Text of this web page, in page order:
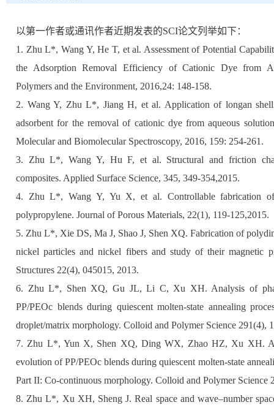
以第一作者或通讯作者近期发表的SCI论文列举如下：
1. Zhu L*, Wang Y, He T, et al. Assessment of Potential
the Adsorption Removal Efficiency of Cationic Dye from
Polymers and the Environment, 2016,24: 148-158.
2. Wang Y, Zhu L*, Jiang H, et al. Application of longan shell
adsorbent for the removal of cationic dye from aqueous
Molecular and Biomolecular Spectroscopy, 2016, 159: 254-261.
3. Zhu L*, Wang Y, Hu F, et al. Structural and friction
composites. Applied Surface Science, 345, 349-354,2015.
4. Zhu L*, Wang Y, Yu X, et al. Controllable fabrication of
polypropylene. Journal of Porous Materials, 22(1), 119-125,2015.
5. Zhu L*, Xie DS, Ma J, Shao J, Shen XQ. Fabrication of
nickel particles and nickel fibers and study of their magnetic
Structures 22(4), 045015, 2013.
6. Zhu L*, Shen XQ, Gu JL, Li C, Xu XH. Analysis of
PP/PEOc blends during quiescent molten-state annealing
droplet/matrix morphology. Colloid and Polymer Science 291(4),
7. Zhu L*, Yun X, Shen XQ, Ding WX, Zhao HZ, Xu XH.
evolution of PP/PEOc blends during quiescent molten-state
Part II: Co-continuous morphology. Colloid and Polymer Science
8. Zhu L*, Xu XH, Sheng J. Real space and wave–number